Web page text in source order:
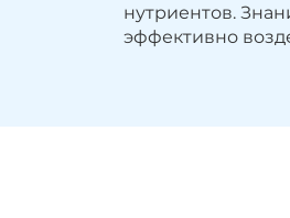
нутриентов.
эффективно